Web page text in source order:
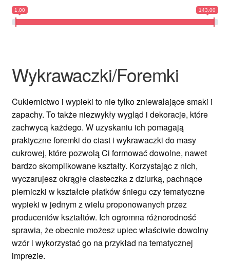
Nowości
Wykrawaczki/Foremki
Cukiernictwo i wypieki to nie tylko zniewalające smaki i
zapachy. To także niezwykły wygląd i dekoracje, które
zachwycą każdego. W uzyskaniu ich pomagają
praktyczne foremki do ciast i wykrawaczki do masy
cukrowej, które pozwolą Ci formować dowolne, nawet
bardzo skomplikowane kształty. Korzystając z nich,
wyczarujesz okrągłe ciasteczka z dziurką, pachnące
pierniczki w kształcie płatków śniegu czy tematyczne
wypieki w jednym z wielu proponowanych przez
producentów kształtów. Ich ogromna różnorodność
sprawia, że obecnie możesz upiec właściwie dowolny
wzór i wykorzystać go na przykład na tematycznej
imprezie.
1.00 143.00